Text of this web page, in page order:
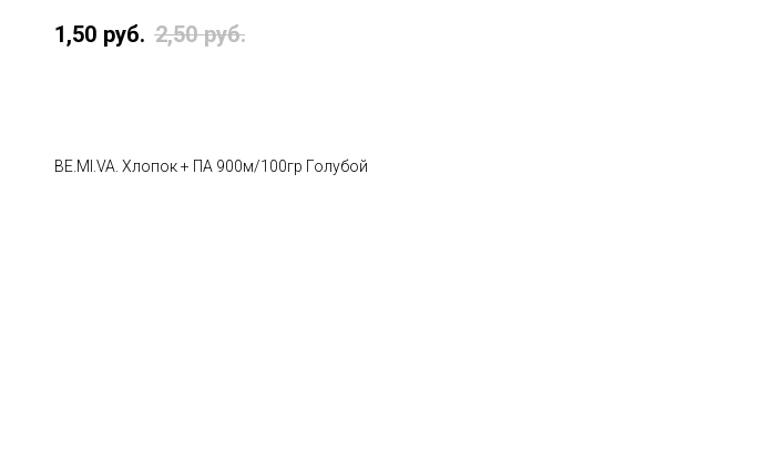
1,50 руб. 2,50 руб.
BE.MI.VA. Хлопок + ПА 900м/100гр Голубой